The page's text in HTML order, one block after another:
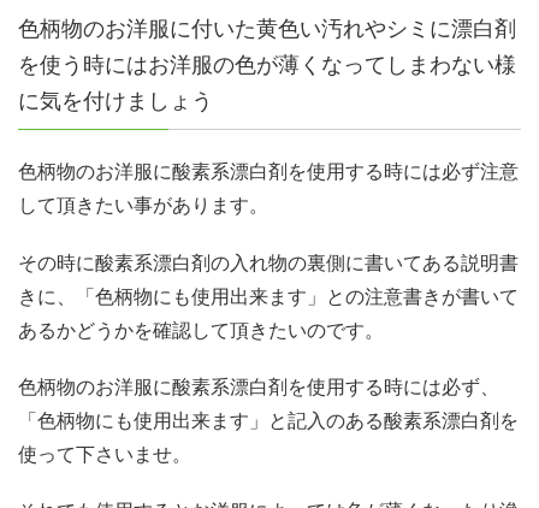
色柄物のお洋服に付いた黄色い汚れやシミに漂白剤
を使う時にはお洋服の色が薄くなってしまわない様
に気を付けましょう
色柄物のお洋服に酸素系漂白剤を使用する時には必ず注意
して頂きたい事があります。
その時に酸素系漂白剤の入れ物の裏側に書いてある説明書
きに、「色柄物にも使用出来ます」との注意書きが書いて
あるかどうかを確認して頂きたいのです。
色柄物のお洋服に酸素系漂白剤を使用する時には必ず、
「色柄物にも使用出来ます」と記入のある酸素系漂白剤を
使って下さいませ。